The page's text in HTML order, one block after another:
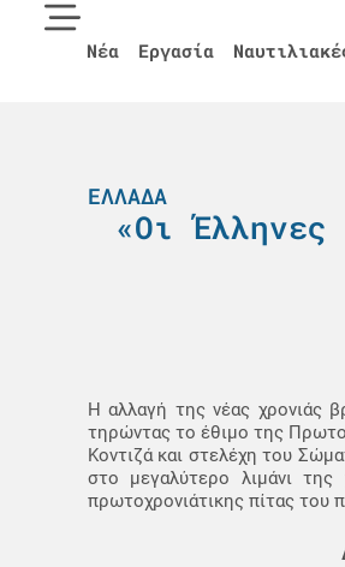
Νέα Εργασία
ΕΛΛΆΔΑ
«Οι
Η αλλαγή της νέας χρονιάς
τηρώντας το έθιμο της
Κοντιζά και στελέχη του
στο μεγαλύτερο λιμάνι
πρωτοχρονιάτικης πίτας του